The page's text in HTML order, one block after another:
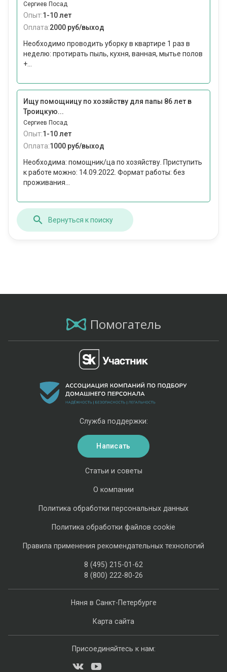
Сергиев Посад
Опыт:1-10 лет
Оплата:2000 руб/выход
Необходимо проводить уборку в квартире 1 раз в
неделю: протирать пыль, кухня, ванная, мытье полов
+...
Ищу помощницу по хозяйству для папы 86 лет в
Троицкую...
Сергиев Посад
Опыт:1-10 лет
Оплата:1000 руб/выход
Необходима: помощник/ца по хозяйству. Приступить
к работе можно: 14.09.2022. Формат работы: без
проживания...
Вернуться к поиску
Помогатель
Няня в Санкт-Петербурге
Карта сайта
Статьи и советы
О компании
Политика обработки персональных данных
Политика обработки файлов cookie
Правила применения рекомендательных технологий
8 (495) 215-01-62
8 (800) 222-80-26
Служба поддержки:
Написать
Присоединяйтесь к нам: